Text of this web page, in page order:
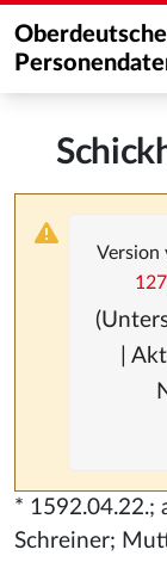
Oberdeutsche
Version
|
* 1592.04.22.;
Schreiner;